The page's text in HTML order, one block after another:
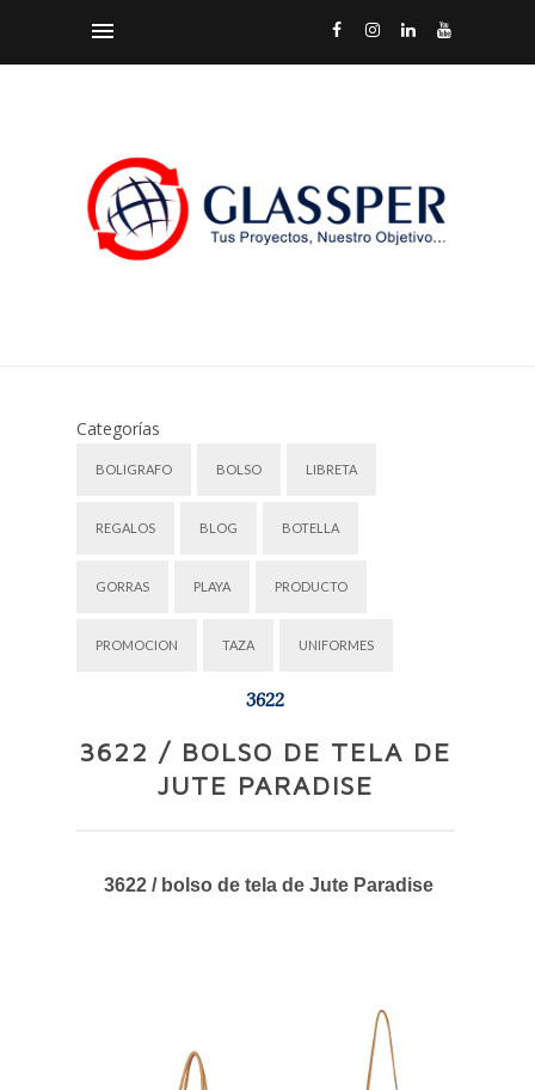
Categorías
BOLIGRAFO BOLSO LIBRETA
REGALOS BLOG BOTELLA
GORRAS PLAYA PRODUCTO
PROMOCION TAZA UNIFORMES
3622
3622 / BOLSO DE TELA DE
JUTE PARADISE
3622 / bolso de tela de Jute Paradise